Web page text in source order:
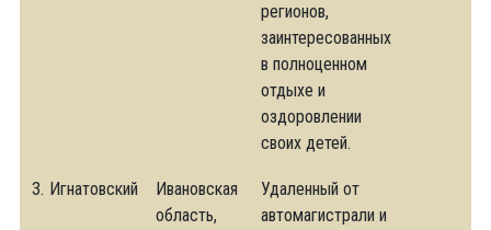
регионов,
заинтересованных
в полноценном
отдыхе и
оздоровлении
своих детей.
3. Игнатовский
Ивановская
область,
Удаленный от
автомагистрали и